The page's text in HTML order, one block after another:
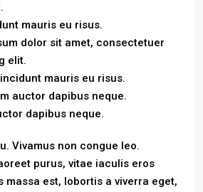
mauris eu risus.
dolor sit amet, consectetuer
elit.
mauris eu risus.
auctor dapibus neque.
dapibus neque.
Vivamus non congue leo.
purus, vitae iaculis eros
massa est, lobortis a viverra eget,